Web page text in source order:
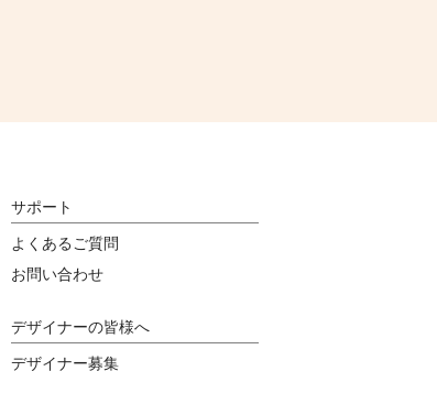
サポート
よくあるご質問
お問い合わせ
デザイナーの皆様へ
デザイナー募集